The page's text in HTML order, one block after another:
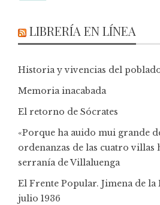
LIBRERÍA EN LÍNEA
Historia y vivencias del
Memoria inacabada
El retorno de Sócrates
«Porque ha auido mui grande
ordenanzas de las cuatro villas
serranía de Villaluenga
El Frente Popular. Jimena de
julio 1936